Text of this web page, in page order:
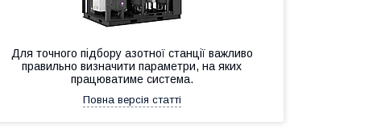
Для точного підбору азотної станції важливо
правильно визначити параметри, на яких
працюватиме система.
Повна версія статті